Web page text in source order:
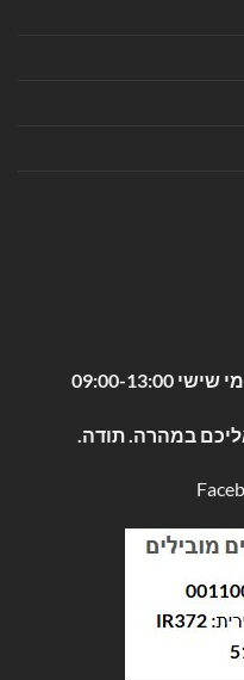
במהרה. תודה.